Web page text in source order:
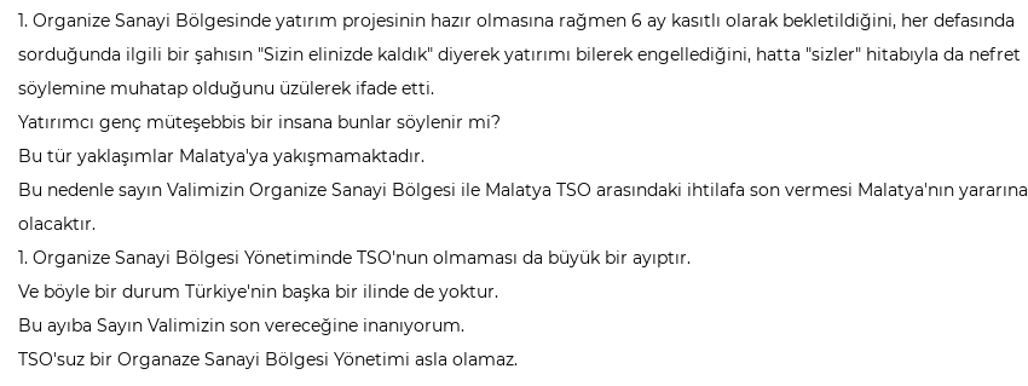
1. Organize Sanayi Bölgesinde yatırım projesinin hazır olmasına rağmen 6 ay kasıtlı olarak bekletildiğini, her defasında
sorduğunda ilgili bir şahısın "Sizin elinizde kaldık" diyerek yatırımı bilerek engellediğini, hatta "sizler" hitabıyla da nefret
söylemine muhatap olduğunu üzülerek ifade etti.
Yatırımcı genç müteşebbis bir insana bunlar söylenir mi?
Bu tür yaklaşımlar Malatya'ya yakışmamaktadır.
Bu nedenle sayın Valimizin Organize Sanayi Bölgesi ile Malatya TSO arasındaki ihtilafa son vermesi Malatya'nın yararına
olacaktır.
1. Organize Sanayi Bölgesi Yönetiminde TSO'nun olmaması da büyük bir ayıptır.
Ve böyle bir durum Türkiye'nin başka bir ilinde de yoktur.
Bu ayıba Sayın Valimizin son vereceğine inanıyorum.
TSO'suz bir Organaze Sanayi Bölgesi Yönetimi asla olamaz.